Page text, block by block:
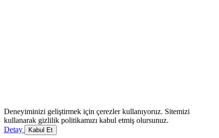
Deneyiminizi geliştirmek için çerezler kullanıyoruz. Sitemizi
kullanarak gizlilik politikamızı kabul etmiş olursunuz.
Detay
Kabul Et